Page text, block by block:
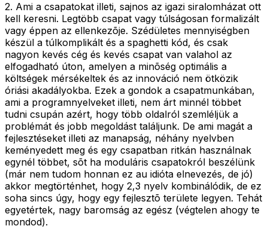
2. Ami a csapatokat illeti, sajnos az igazi siralomházat ott
kell keresni. Legtöbb csapat vagy túlságosan formalizált
vagy éppen az ellenkezõje. Szédületes mennyiségben
készül a túlkomplikált és a spaghetti kód, és csak
nagyon kevés cég és kevés csapat van valahol az
elfogadható úton, amelyen a minõség optimális a
költségek mérsékeltek és az innováció nem ötközik
óriási akadályokba. Ezek a gondok a csapatmunkában,
ami a programnyelveket illeti, nem árt minnél többet
tudni csupán azért, hogy több oldalról szemléljük a
problémát és jobb megoldást találjunk. De ami magát a
fejlesztéseket illeti az manapság, néhány nyelvben
keményedett meg és egy csapatban ritkán használnak
egynél többet, sõt ha moduláris csapatokról beszélünk
(már nem tudom honnan ez au idióta elnevezés, de jó)
akkor megtörténhet, hogy 2,3 nyelv kombinálódik, de ez
soha sincs úgy, hogy egy fejlesztõ területe legyen. Tehát
egyetértek, nagy baromság az egész (végtelen ahogy te
mondod).